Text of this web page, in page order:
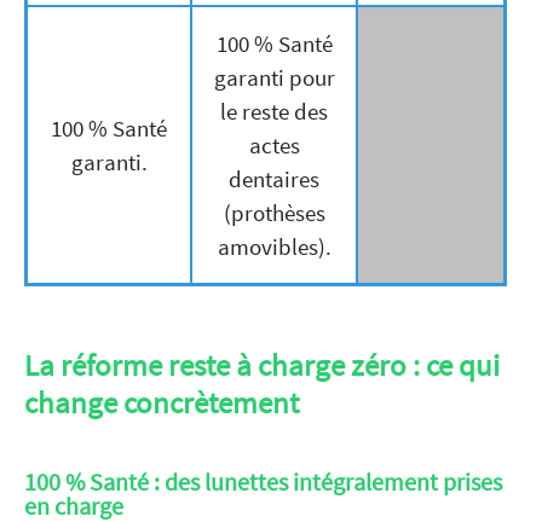
100 % Santé
garanti.
100 % Santé
garanti pour
le reste des
actes
dentaires
(prothèses
amovibles).
La réforme reste à charge zéro : ce qui
change concrètement
100 % Santé : des lunettes intégralement prises
en charge